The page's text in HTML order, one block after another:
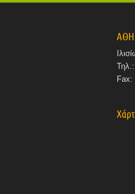
Τηλ.:
Fax: